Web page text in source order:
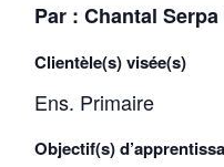
Par : Chantal
Clientèle(s) visée(s)
Ens. Primaire
Objectif(s)